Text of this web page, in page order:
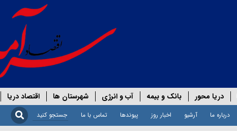
دریا محور بانک و بیمه آب و انرژی شهرستان ها اقتصاد دریا
درباره ما آرشیو اخبار روز پیوندها تماس با ما